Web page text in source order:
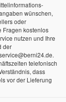
wünschen,
oder
Fragen kostenlos
nutzen und Ihre
der
telefonisch
dass
vor der Lieferung